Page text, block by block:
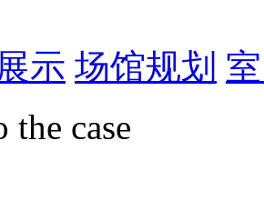
示 场馆规划
the case